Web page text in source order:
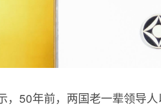
，50年前，两国老一辈领导